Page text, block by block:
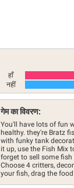
हाँ
नहीं
गेम का विवरण:
You'll have lots of fun
healthy. they're Bratz
with funky tank
it up, use the Fish Mix
forget to sell some
Choose 4 critters,
your fish, drag the